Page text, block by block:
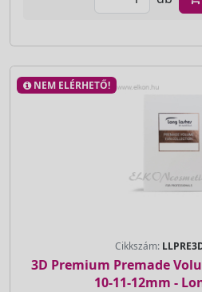
NEM ELÉRHETŐ!
Cikkszám:
3D Premium Premade
10-11-12mm -